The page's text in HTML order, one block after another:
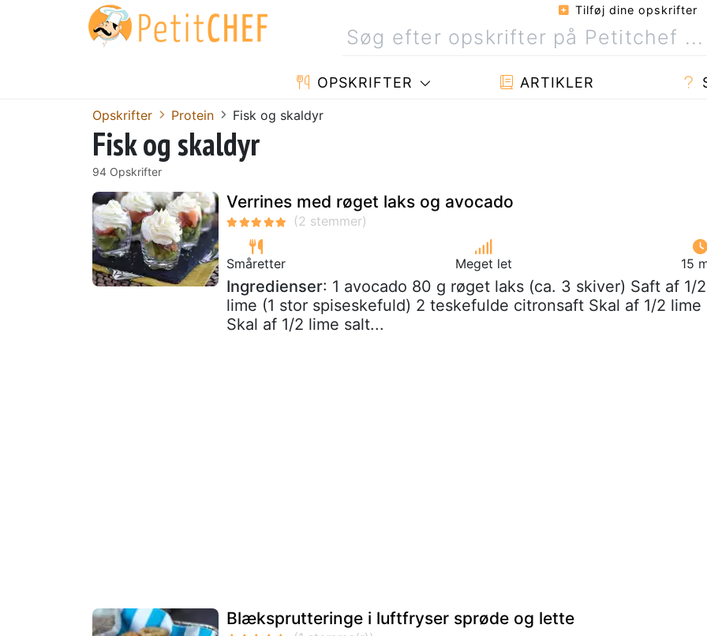
Tilføj dine opskrifter
OPSKRIFTER ARTIKLER
Opskrifter Protein Fisk og skaldyr
Fisk og skaldyr
94 Opskrifter
Verrines med røget laks og avocado
Småretter Meget let 15
Ingredienser: 1 avocado 80 g røget laks (ca. 3 skiver) Saft af 1/2
lime (1 stor spiseskefuld) 2 teskefulde citronsaft Skal af 1/2 lime
Skal af 1/2 lime salt...
Blæksprutteringe i luftfryser sprøde og lette